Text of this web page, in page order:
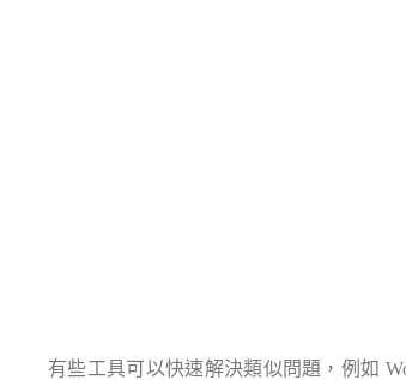
有些工具可以快速解決類似問題，例如